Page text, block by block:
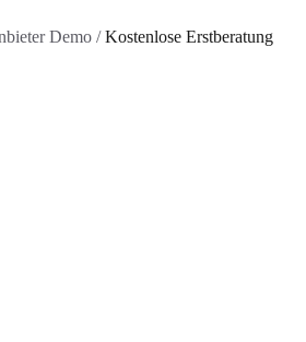
Demo /Kostenlose Erstberatung